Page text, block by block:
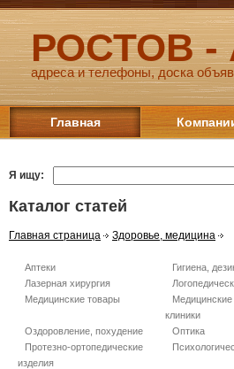
РОСТОВ -
адреса и телефоны, доска
Главная
Я ищу:
Каталог статей
Главная страница Здоровье, медицина
Аптеки Гигиена,
Лазерная хирургия
Медицинские товары
Медицинские
клиники
Оздоровление, похудение Оптика
Протезно-ортопедические
изделия